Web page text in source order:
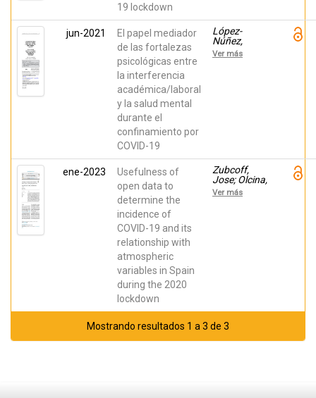
19 lockdown
Javier;
Galindo,
Nuria
jun-2021
El papel mediador
de las fortalezas
psicológicas entre
la interferencia
académica/laboral
y la salud mental
durante el
confinamiento por
COVID-19
López-
Núñez,
Alfonso;
Piqueras,
Ver más
ene-2023
Usefulness of
open data to
determine the
incidence of
COVID-19 and its
relationship with
atmospheric
variables in Spain
during the 2020
lockdown
Zubcoff,
Jose; Olcina,
Jorge;
Morales-
Ver más
Mostrando resultados 1 a 3 de 3